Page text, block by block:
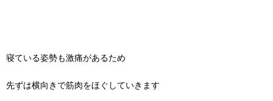
寝ている姿勢も激痛があるため
先ずは横向きで筋肉をほぐしていきます